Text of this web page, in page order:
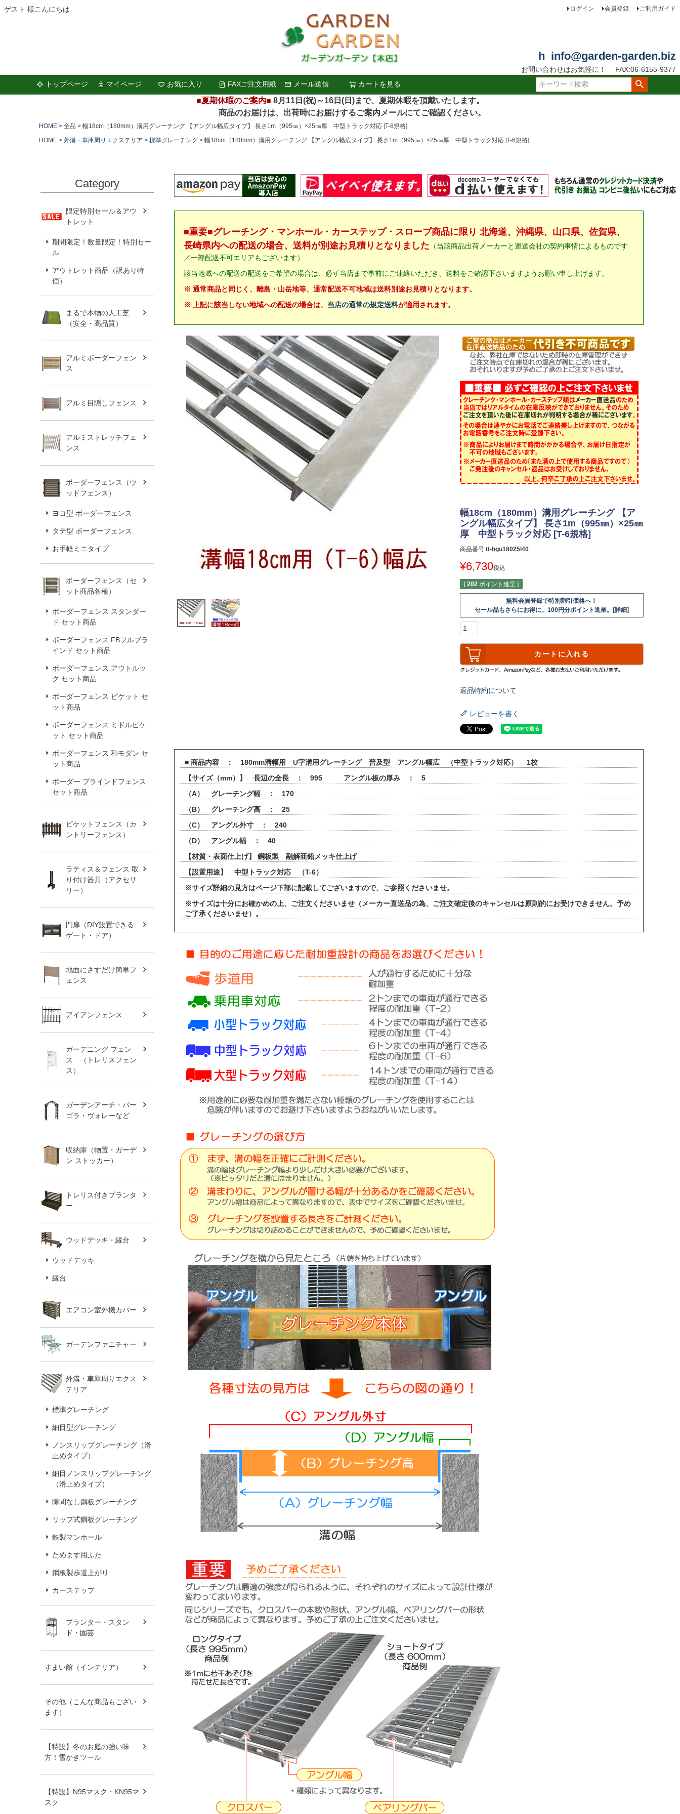
ゲスト 様こんにちは ログイン 会員登録 ご利用ガイド
h_info@garden-garden.biz
お問い合わせはお気軽に！
FAX:06-6155-9377
トップページ
マイページ お気に入り FAXご注文用紙 メール送信 カートを見る
検索
■夏期休暇のご案内■ 8月11日(祝)～16日(日)まで、夏期休暇を頂戴いたします。
商品のお届けは、出荷時にお届けするご案内メールにてご確認ください。
HOME 全品
幅18cm（180mm）溝用グレーチング 【アングル幅広タイプ】 長さ1m（995㎜）×25㎜厚 中型トラック対応 [T-6規格]
HOME
外溝・車庫周りエクステリア 標準グレーチング 幅18cm（180mm）溝用グレーチング 【アングル幅広タイプ】 長さ1m（995㎜）×25㎜厚 中型トラック対応 [T-6規格]
Category
限定特別セール＆アウ
トレット
期間限定！数量限定！特別セー
ル
アウトレット商品（訳あり特
価）
まるで本物の人工芝
（安全・高品質）
アルミボーダーフェン
ス
アルミ目隠しフェンス
アルミストレッチフェ
ンス
ボーダーフェンス（ウ
ッドフェンス）
ヨコ型 ボーダーフェンス
タテ型 ボーダーフェンス
お手軽ミニタイプ
ボーダーフェンス（セ
ット商品各種）
ボーダーフェンス スタンダー
ド セット商品
ボーダーフェンス FBフルブラ
インド セット商品
ボーダーフェンス アウトルッ
ク セット商品
ボーダーフェンス ピケット セ
ット商品
ボーダーフェンス ミドルピケ
ット セット商品
ボーダーフェンス 和モダン セ
ット商品
ボーダー ブラインドフェンス
セット商品
ピケットフェンス（カ
ントリーフェンス）
ラティス＆フェンス 取
り付け器具（アクセサ
リー）
門扉（DIY設置できる
ゲート・ドア）
地面にさすだけ簡単フ
ェンス
アイアンフェンス
ガーデニング フェン
ス （トレリスフェン
ス）
ガーデンアーチ・パー
ゴラ・ヴォレーなど
収納庫（物置・ガーデ
ン ストッカー）
トレリス付きプランタ
ー
ウッドデッキ・縁台
ウッドデッキ
縁台
エアコン室外機カバー
ガーデンファニチャー
外溝・車庫周りエクス
テリア
標準グレーチング
細目型グレーチング
ノンスリップグレーチング（滑
止めタイプ）
細目ノンスリップグレーチング
（滑止めタイプ）
隙間なし鋼板グレーチング
リップ式鋼板グレーチング
鉄製マンホール
ためます用ふた
鋼板製歩道上がり
カーステップ
プランター・スタン
ド・園芸
すまい館（インテリア）
その他（こんな商品もござい
ます）
【特設】冬のお庭の強い味
方！雪かきツール
【特設】N95マスク・KN95マ
スク
■重要■グレーチング・マンホール・カーステップ・スロープ商品に限り 北海道、沖縄県、山口県、佐賀県、
長崎県内への配送の場合、送料が別途お見積りとなりました （当該商品出荷メーカーと運送会社の契約事情によるものです
／一部配送不可エリアもございます）
該当地域への配送の配送をご希望の場合は、必ず当店まで事前にご連絡いただき、送料をご確認下さいますようお願い申し上げます。
※ 通常商品と同じく、離島・山岳地等、通常配送不可地域は送料別途お見積りとなります。
※ 上記に該当しない地域への配送の場合は、 当店の通常の規定送料が適用されます。
幅18cm（180mm）溝用グレーチング 【ア
ングル幅広タイプ】 長さ1m（995㎜）×25㎜
厚 中型トラック対応 [T-6規格]
商品番号 tt-hgu18025l40
¥6,730税込
[ 202 ポイント進呈 ]
無料会員登録で特別割引価格へ！
セール品もさらにお得に。100円分ポイント進呈。[詳細]
カートに入れる
返品特約について
レビューを書く
■ 商品内容 ： 180mm溝幅用 U字溝用グレーチング 普及型 アングル幅広 （中型トラック対応） 1枚
【サイズ（mm）】 長辺の全長 ： 995 アングル板の厚み ： 5
（A） グレーチング幅 ： 170
（B） グレーチング高 ： 25
（C） アングル外寸 ： 240
（D） アングル幅 ： 40
【材質・表面仕上げ】 鋼板製 融解亜鉛メッキ仕上げ
【設置用途】 中型トラック対応 （T-6）
※サイズ詳細の見方はページ下部に記載してございますので、ご参照くださいませ。
※サイズは十分にお確かめの上、ご注文くださいませ（メーカー直送品の為、ご注文確定後のキャンセルは原則的にお受けできません。予め
ご了承くださいませ）。